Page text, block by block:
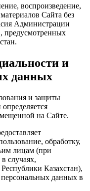
воспроизведение,
Сайта без
Администрации
предусмотренных
и
данных
и защиты
на Сайте.
обработку,
лицам (при
случаях,
Казахстан),
данных в